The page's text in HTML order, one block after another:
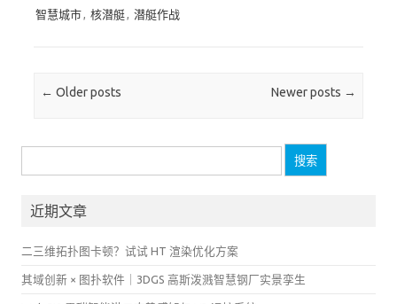
智慧城市, 核潜艇, 潜艇作战
Post navigation
← Older posts Newer posts →
索：
近期文章
二三维拓扑图卡顿？试试 HT 渲染优化方案
其域创新 × 图扑软件｜3DGS 高斯泼溅智慧钢厂实景孪生